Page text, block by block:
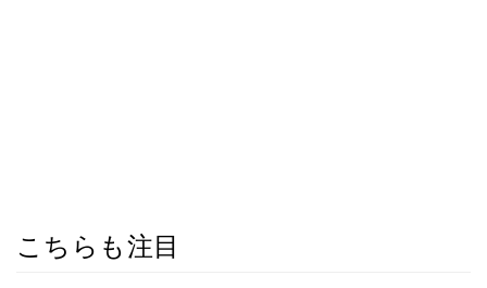
こちらも注目